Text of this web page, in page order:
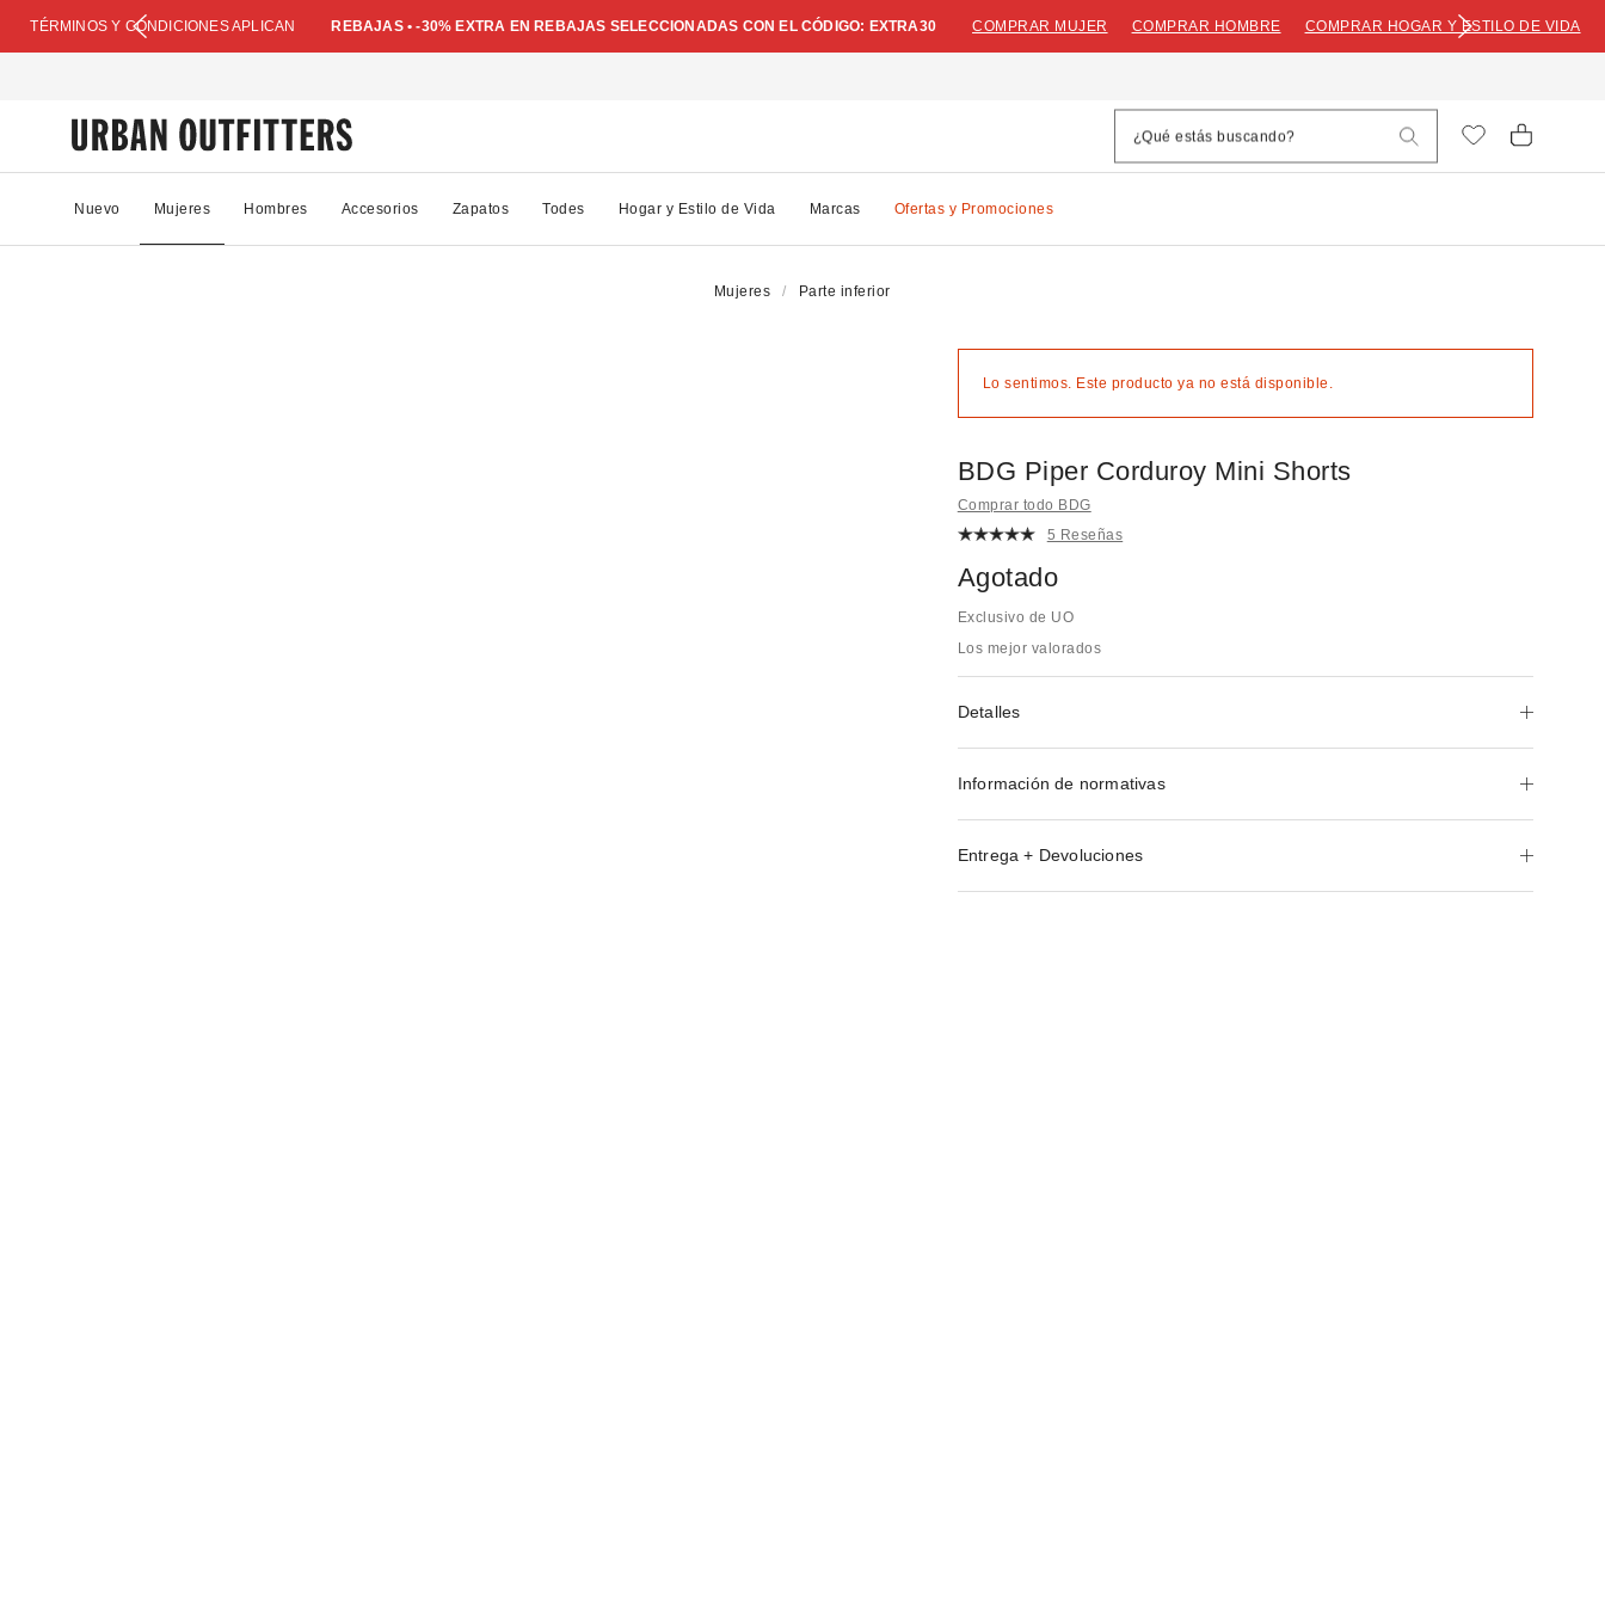
TÉRMINOS Y CONDICIONES APLICAN REBAJAS • -30% EXTRA EN REBAJAS SELECCIONADAS CON EL CÓDIGO: EXTRA30 COMPRAR MUJER COMPRAR HOMBRE COMPRAR HOGAR Y ESTILO DE VIDA
Nuevo Mujeres Hombres Accesorios Zapatos Todes Hogar y Estilo de Vida Marcas Ofertas y Promociones
Mujeres Parte inferior
Lo sentimos. Este producto ya no está disponible.
BDG Piper Corduroy Mini Shorts
Comprar todo BDG
5 Reseñas
Agotado
Exclusivo de UO
Los mejor valorados
Detalles
Información de normativas
Entrega + Devoluciones